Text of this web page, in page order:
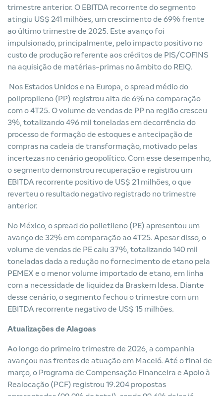
trimestre anterior. O EBITDA recorrente do segmento
atingiu US$ 241 milhões, um crescimento de 69% frente
ao último trimestre de 2025. Este avanço foi
impulsionado, principalmente, pelo impacto positivo no
custo de produção referente aos créditos de PIS/COFINS
na aquisição de matérias-primas no âmbito do REIQ.
Nos Estados Unidos e na Europa, o spread médio do
polipropileno (PP) registrou alta de 6% na comparação
com o 4T25. O volume de vendas de PP na região cresceu
3%, totalizando 496 mil toneladas em decorrência do
processo de formação de estoques e antecipação de
compras na cadeia de transformação, motivado pelas
incertezas no cenário geopolítico. Com esse desempenho,
o segmento demonstrou recuperação e registrou um
EBITDA recorrente positivo de US$ 21 milhões, o que
reverteu o resultado negativo registrado no trimestre
anterior.
No México, o spread do polietileno (PE) apresentou um
avanço de 32% em comparação ao 4T25. Apesar disso, o
volume de vendas de PE caiu 37%, totalizando 140 mil
toneladas dada a redução no fornecimento de etano pela
PEMEX e o menor volume importado de etano, em linha
com a necessidade de liquidez da Braskem Idesa. Diante
desse cenário, o segmento fechou o trimestre com um
EBITDA recorrente negativo de US$ 15 milhões.
Atualizações de Alagoas
Ao longo do primeiro trimestre de 2026, a companhia
avançou nas frentes de atuação em Maceió. Até o final de
março, o Programa de Compensação Financeira e Apoio à
Realocação (PCF) registrou 19.204 propostas